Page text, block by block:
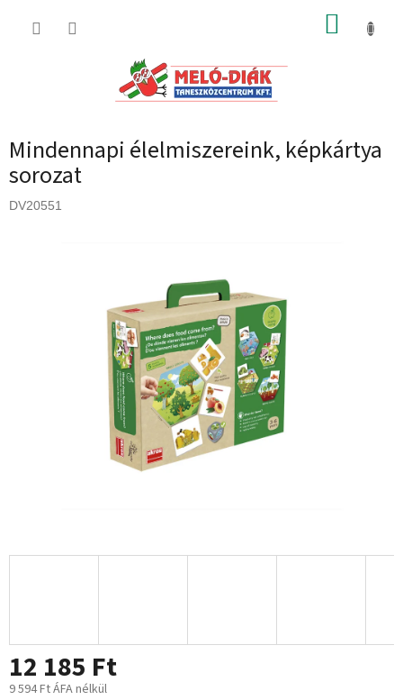
KOSÁR
Mindennapi élelmiszereink, képkártya
sorozat
DV20551
12 185 Ft
9 594 Ft ÁFA nélkül